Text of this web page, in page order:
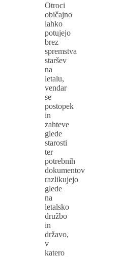
Otroci
običajno
lahko
potujejo
brez
spremstva
staršev
na
letalu,
vendar
se
postopek
in
zahteve
glede
starosti
ter
potrebnih
dokumentov
razlikujejo
glede
na
letalsko
družbo
in
državo,
v
katero